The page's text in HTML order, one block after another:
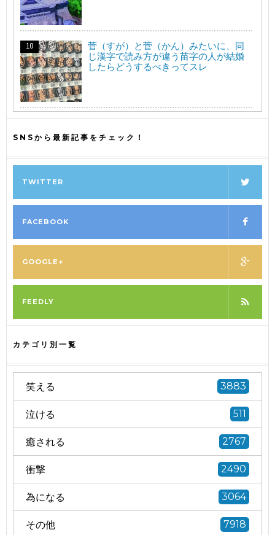
菅（すが）と菅（かん）みたいに、同
じ漢字で読み方が違う苗字の人が結婚
したらどうするべきってスレ
SNSから最新記事をチェック！
TWITTER
FACEBOOK
GOOGLE+
FEEDLY
カテゴリ別一覧
笑える 3883
泣ける 511
癒される 2767
衝撃 2490
為になる 3064
その他 7918